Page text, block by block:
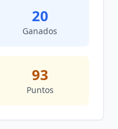
20
Ganados
93
Puntos